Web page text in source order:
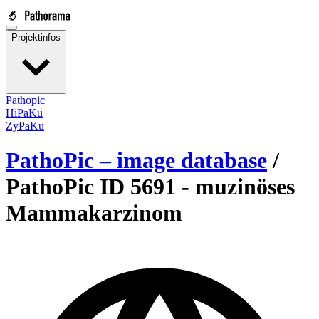
Projektinfos
Pathopic
HiPaKu
ZyPaKu
PathoPic – image database /
PathoPic ID 5691 - muzinöses
Mammakarzinom